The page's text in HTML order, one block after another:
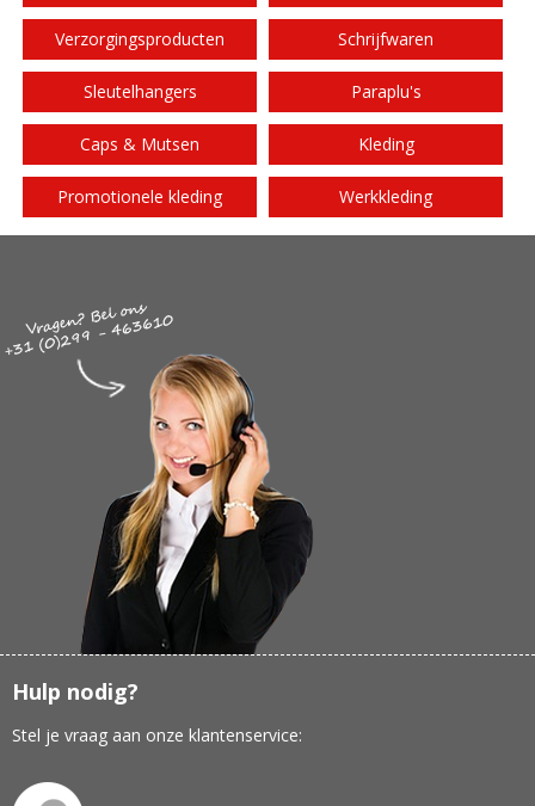
Verzorgingsproducten Schrijfwaren
Sleutelhangers Paraplu's
Caps & Mutsen Kleding
Promotionele kleding Werkkleding
Hulp nodig?
Stel je vraag aan onze klantenservice: